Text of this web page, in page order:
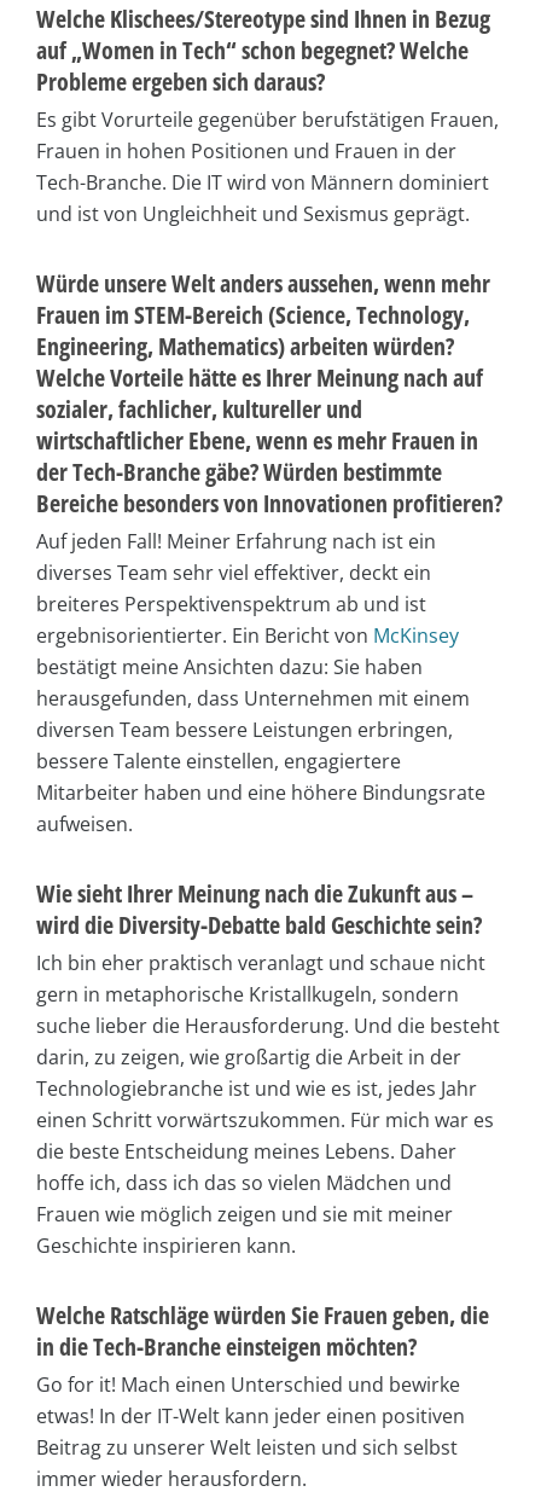
Welche Klischees/Stereotype sind Ihnen in Bezug
auf „Women in Tech“ schon begegnet? Welche
Probleme ergeben sich daraus?
Es gibt Vorurteile gegenüber berufstätigen Frauen,
Frauen in hohen Positionen und Frauen in der
Tech-Branche. Die IT wird von Männern dominiert
und ist von Ungleichheit und Sexismus geprägt.
Würde unsere Welt anders aussehen, wenn mehr
Frauen im STEM-Bereich (Science, Technology,
Engineering, Mathematics) arbeiten würden?
Welche Vorteile hätte es Ihrer Meinung nach auf
sozialer, fachlicher, kultureller und
wirtschaftlicher Ebene, wenn es mehr Frauen in
der Tech-Branche gäbe? Würden bestimmte
Bereiche besonders von Innovationen profitieren?
Auf jeden Fall! Meiner Erfahrung nach ist ein
diverses Team sehr viel effektiver, deckt ein
breiteres Perspektivenspektrum ab und ist
ergebnisorientierter. Ein Bericht von McKinsey
bestätigt meine Ansichten dazu: Sie haben
herausgefunden, dass Unternehmen mit einem
diversen Team bessere Leistungen erbringen,
bessere Talente einstellen, engagiertere
Mitarbeiter haben und eine höhere Bindungsrate
aufweisen.
Wie sieht Ihrer Meinung nach die Zukunft aus –
wird die Diversity-Debatte bald Geschichte sein?
Ich bin eher praktisch veranlagt und schaue nicht
gern in metaphorische Kristallkugeln, sondern
suche lieber die Herausforderung. Und die besteht
darin, zu zeigen, wie großartig die Arbeit in der
Technologiebranche ist und wie es ist, jedes Jahr
einen Schritt vorwärtszukommen. Für mich war es
die beste Entscheidung meines Lebens. Daher
hoffe ich, dass ich das so vielen Mädchen und
Frauen wie möglich zeigen und sie mit meiner
Geschichte inspirieren kann.
Welche Ratschläge würden Sie Frauen geben, die
in die Tech-Branche einsteigen möchten?
Go for it! Mach einen Unterschied und bewirke
etwas! In der IT-Welt kann jeder einen positiven
Beitrag zu unserer Welt leisten und sich selbst
immer wieder herausfordern.